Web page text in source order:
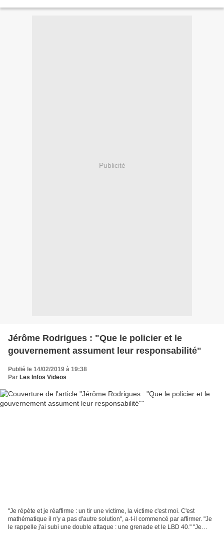
Publicité
Jérôme Rodrigues : "Que le policier et le
gouvernement assument leur responsabilité"
Publié le 14/02/2019 à 19:38
Par Les Infos Videos
"Je répète et je réaffirme : un tir une victime, la victime c'est moi. C'est
mathématique il n'y a pas d'autre solution", a-t-il commencé par affirmer. "Je
le rappelle j'ai subi une double attaque : une grenade et le LBD 40." "Je